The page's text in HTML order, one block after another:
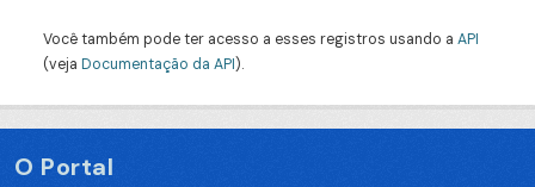
Você também pode ter acesso a esses registros usando a API
(veja Documentação da API).
O Portal